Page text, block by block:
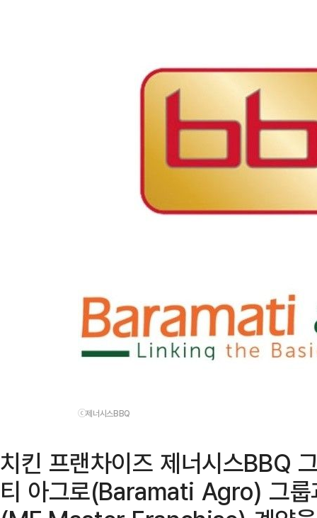
ⓒ제너시스BBQ
치킨 프랜차이즈 제너시스BBQ
티 아그로(Baramati Agro) 그룹